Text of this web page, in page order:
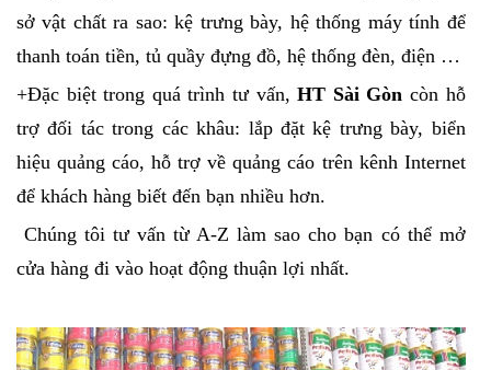
sở vật chất ra sao: kệ trưng bày, hệ thống máy tính để
thanh toán tiền, tủ quầy đựng đồ, hệ thống đèn, điện …
+Đặc biệt trong quá trình tư vấn,HT Sài Gòn còn hỗ
trợ đối tác trong các khâu: lắp đặt kệ trưng bày, biển
hiệu quảng cáo, hỗ trợ về quảng cáo trên kênh Internet
để khách hàng biết đến bạn nhiều hơn.
Chúng tôi tư vấn từ A-Z làm sao cho bạn có thể mở
cửa hàng đi vào hoạt động thuận lợi nhất.